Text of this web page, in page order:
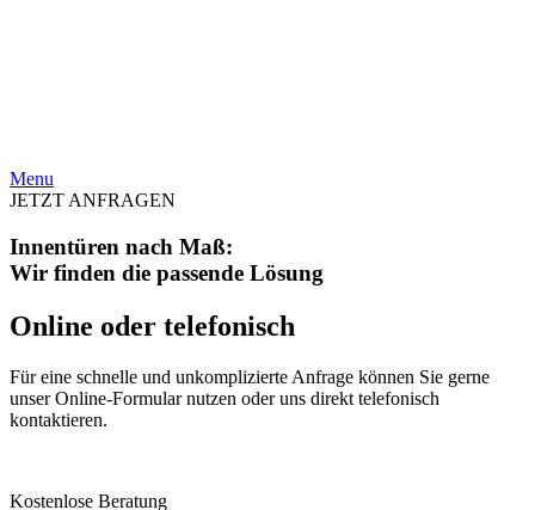
Menu
JETZT ANFRAGEN
Innentüren nach Maß:
Wir finden die passende Lösung
Online oder telefonisch
Für eine schnelle und unkomplizierte Anfrage können Sie gerne
unser Online-Formular nutzen oder uns direkt telefonisch
kontaktieren.
Kostenlose Beratung